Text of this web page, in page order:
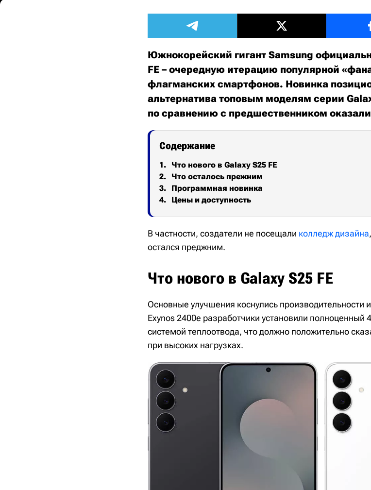
Южнокорейский гигант Samsung
FE – очередную итерацию популярной
флагманских смартфонов. Новинка
альтернатива топовым моделям серии
по сравнению с предшественником
Содержание
Что нового в Galaxy S25 FE
Что осталось прежним
Программная новинка
Цены и доступность
В частности, создатели не посещали колледж дизайна
остался преджним.
Что нового в Galaxy S25 FE
Основные улучшения коснулись производительности
Exynos 2400e разработчики установили полноценный
системой теплоотвода, что должно положительно
при высоких нагрузках.